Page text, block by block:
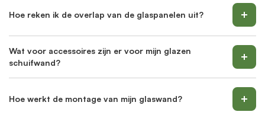
Hoe reken ik de overlap van de glaspanelen uit?
Wat voor accessoires zijn er voor mijn glazen
schuifwand?
Hoe werkt de montage van mijn glaswand?